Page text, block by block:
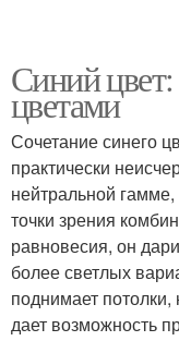
Синий цвет:
цветами
Сочетание синего
практически
нейтральной
точки зрения
равновесия, он
более светлых
поднимает
дает возможность